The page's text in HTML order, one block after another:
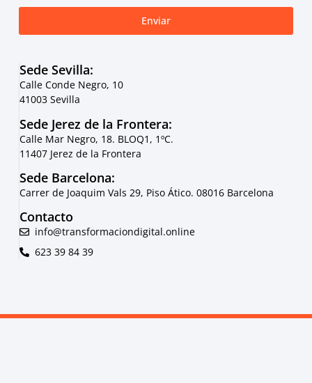
Enviar
Sede Sevilla:
Calle Conde Negro, 10
41003 Sevilla
Sede Jerez de la Frontera:
Calle Mar Negro, 18. BLOQ1, 1ºC.
11407 Jerez de la Frontera
Sede Barcelona:
Carrer de Joaquim Vals 29, Piso Ático. 08016 Barcelona
Contacto
info@transformaciondigital.online
623 39 84 39
Política de cookies|Política de Privacidad|Política de Calidad y